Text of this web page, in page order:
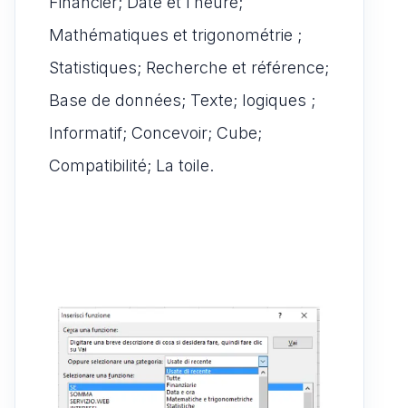
Mathématiques et trigonométrie ;
Statistiques; Recherche et référence;
Base de données; Texte; logiques ;
Informatif; Concevoir; Cube;
Compatibilité; La toile.